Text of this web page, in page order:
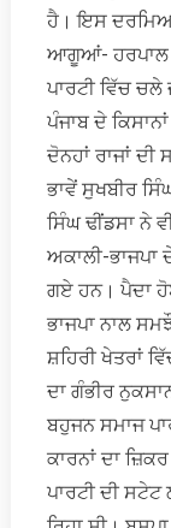
ਹੈ। ਇਸ
ਆਗੂਆਂ- ਹਰਪਾਲ
ਪਾਰਟੀ ਵਿੱਚ
ਪੰਜਾਬ ਦੇ
ਦੋਨਹਾਂ ਰਾਜਾਂ ਦੀ
ਭਾਵੇਂ ਸੁਖਬੀਰ
ਸਿੰਘ ਢੀਂਡਸਾ ਨੇ
ਅਕਾਲੀ-
ਗਏ ਹਨ। ਪੈਦਾ
ਭਾਜਪਾ ਨਾਲ
ਸ਼ਹਿਰੀ ਖੇਤਰਾਂ
ਦਾ ਗੰਭੀਰ
ਬਹੁਜਨ ਸਮਾਜ
ਕਾਰਨਾਂ ਦਾ
ਪਾਰਟੀ ਦੀ